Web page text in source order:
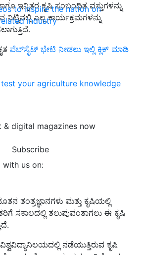
to inspire the nation on
industry
your agriculture knowledge
digital magazines now
Subscribe
with us on:
ಇನ್ನಿತರ ಕೃಷಿ ಸಂಬಂಧಿತ ವಸ್ತುಗಳನ್ನು
ನಿಟ್ಟಿನಲ್ಲಿ ಎಲ್ಲ ಕಾರ್ಯಕ್ರಮಗಳನ್ನು
ವೆಬ್‌ಸೈಟ್ ಭೇಟಿ ನೀಡಲು ಇಲ್ಲಿ ಕ್ಲಿಕ್‌ ಮಾಡಿ
ತಂತ್ರಜ್ಞಾನಗಳು ಮತ್ತು ಕೃಷಿಯಲ್ಲಿ
ಸಕಾಲದಲ್ಲಿ ತಲುಪುವಂತಾಗಲು ಈ ಕೃಷಿ
ನಡೆಯುತ್ತಿರುವ ಕೃಷಿ